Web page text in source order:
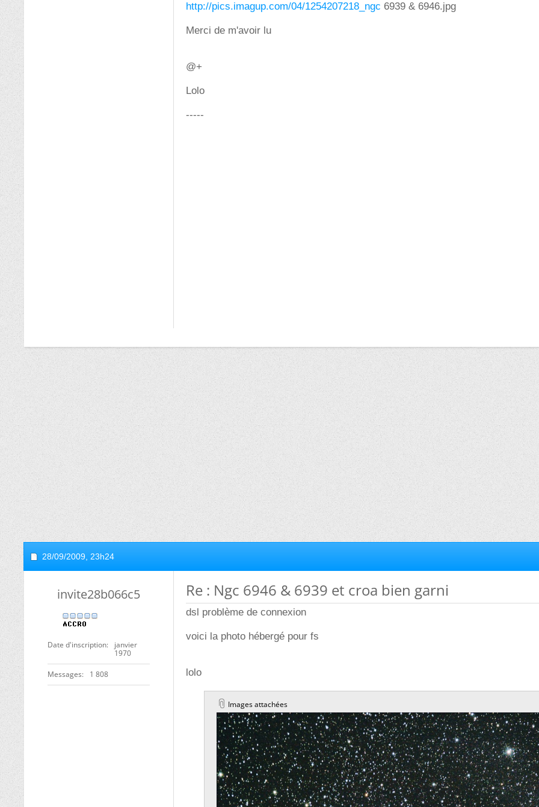
http://pics.imagup.com/04/1254207218_ngc 6939 & 6946.jpg
Merci de m'avoir lu
@+
Lolo
-----
28/09/2009, 23h24
invite28b066c5
Date d'inscription
janvier
1970
Messages 1 808
Re : Ngc 6946 & 6939 et croa bien garni
dsl problème de connexion
voici la photo hébergé pour fs
lolo
Images attachées